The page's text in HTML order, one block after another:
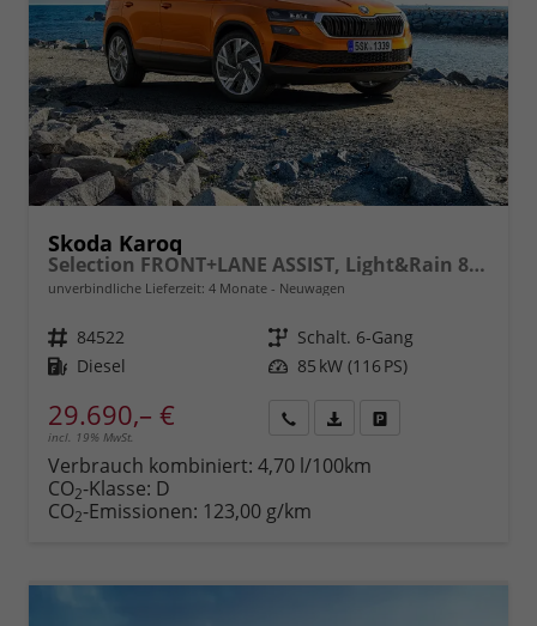
Skoda Karoq
Selection FRONT+LANE ASSIST, Light&Rain 8" Entertainment, virtuelles Cockpit, Climatronic, Parksensoren, Sitzhzg., 16" ALU uvm.
unverbindliche Lieferzeit: 4 Monate Neuwagen
Fahrzeugnr. 84522 Getriebe Schalt. 6-Gang
Kraftstoff Diesel Leistung 85 kW (116 PS)
29.690,– €
incl. 19% MwSt.
anfordern
Datei,
Verbrauch kombiniert: 4,70 l/100km
CO2-Klasse: D
CO2-Emissionen: 123,00 g/km